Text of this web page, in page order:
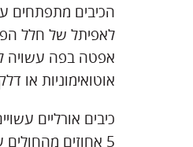
הכיבים מתפתחים
אפטה בפה עשויה
אוטואימוניות או
5 אחוזים